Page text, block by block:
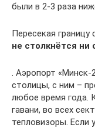
были в 2-3 раза
Пересекая границу
не столкнётся ни
. Аэропорт «Минск-
столицы, с ним –
любое время года.
гавани, во всех
тепловизоры. Если